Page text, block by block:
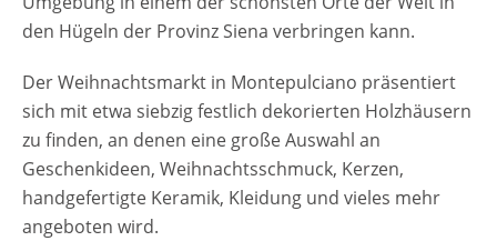
den Hügeln der Provinz Siena verbringen kann.
Der Weihnachtsmarkt in Montepulciano präsentiert
sich mit etwa siebzig festlich dekorierten Holzhäusern
zu finden, an denen eine große Auswahl an
Geschenkideen, Weihnachtsschmuck, Kerzen,
handgefertigte Keramik, Kleidung und vieles mehr
angeboten wird.